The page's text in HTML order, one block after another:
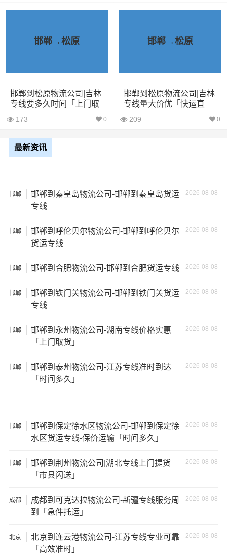
中丢失或损坏你的包裹，导致你的物品无法送达或受到损
出现延误，导致你的物品无法按时送达；
3、服务质量差：不靠谱的物流公司可能会提供劣质的服
等；
5、经济损失：如果你的包裹在运输过程中丢失或损坏，你
失。
★ 本站所列张家口到松原物流专线费用与时效仅供参考，
如需详细了解最低资费请电话咨询。
★ 由于货运运输比较特殊，请您托运之前仔细清点您所托
通知公司客服以便安排仓库存放。
我们的服务提出意见或建议，我们会认真对待并及时把处
理意见汇报于您，非常感谢您对我们的支持，我们将为客
邯郸→松原
邯郸到松原物流公司|吉林
专线要多久时间「上门取
173 0
邯郸→松原
邯郸到松原物流公司|吉林
专线量大价优「快运直
209 0
最新资讯
邯郸 2026-08-08
邯郸到秦皇岛物流公司-邯郸到秦皇岛货运
专线
邯郸 2026-08-08
邯郸到呼伦贝尔物流公司-邯郸到呼伦贝尔
货运专线
邯郸 2026-08-08
邯郸到合肥物流公司-邯郸到合肥货运专线
邯郸 2026-08-08
邯郸到铁门关物流公司-邯郸到铁门关货运
专线
邯郸 2026-08-08
邯郸到永州物流公司-湖南专线价格实惠
「上门取货」
邯郸 2026-08-08
邯郸到泰州物流公司-江苏专线准时到达
「时间多久」
邯郸 2026-08-08
邯郸到保定徐水区物流公司-邯郸到保定徐
水区货运专线-保价运输「时间多久」
邯郸 2026-08-08
邯郸到荆州物流公司|湖北专线上门提货
「市县闪送」
成都 2026-08-08
成都到可克达拉物流公司-新疆专线服务周
到「急件托运」
北京 2026-08-08
北京到连云港物流公司-江苏专线专业可靠
「高效准时」